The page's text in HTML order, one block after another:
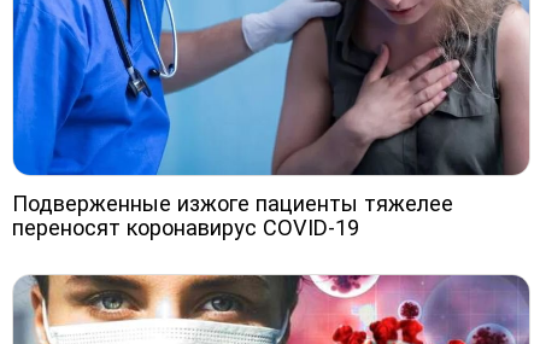
Подверженные изжоге пациенты тяжелее
переносят коронавирус COVID-19